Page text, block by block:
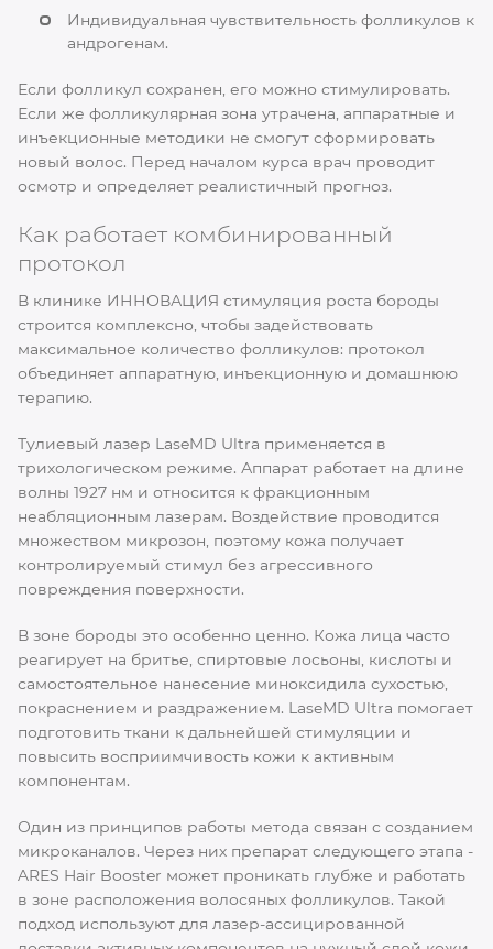
Индивидуальная чувствительность фолликулов к
андрогенам.
Если фолликул сохранен, его можно стимулировать.
Если же фолликулярная зона утрачена, аппаратные и
инъекционные методики не смогут сформировать
новый волос. Перед началом курса врач проводит
осмотр и определяет реалистичный прогноз.
Как работает комбинированный
протокол
В клинике ИННОВАЦИЯ стимуляция роста бороды
строится комплексно, чтобы задействовать
максимальное количество фолликулов: протокол
объединяет аппаратную, инъекционную и домашнюю
терапию.
Тулиевый лазер LaseMD Ultra применяется в
трихологическом режиме. Аппарат работает на длине
волны 1927 нм и относится к фракционным
неабляционным лазерам. Воздействие проводится
множеством микрозон, поэтому кожа получает
контролируемый стимул без агрессивного
повреждения поверхности.
В зоне бороды это особенно ценно. Кожа лица часто
реагирует на бритье, спиртовые лосьоны, кислоты и
самостоятельное нанесение миноксидила сухостью,
покраснением и раздражением. LaseMD Ultra помогает
подготовить ткани к дальнейшей стимуляции и
повысить восприимчивость кожи к активным
компонентам.
Один из принципов работы метода связан с созданием
микроканалов. Через них препарат следующего этапа -
ARES Hair Booster может проникать глубже и работать
в зоне расположения волосяных фолликулов. Такой
подход используют для лазер-ассицированной